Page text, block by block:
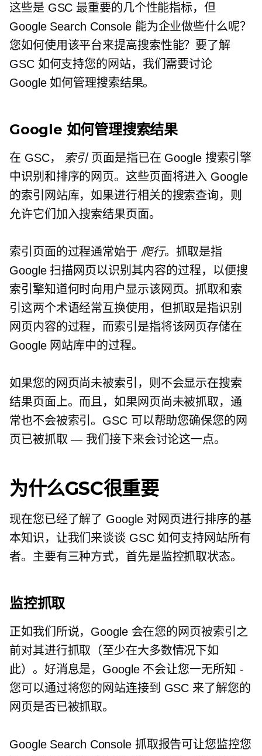
这些是 GSC 最重要的几个性能指标，但
Google Search Console 能为企业做些什么呢？
您如何使用该平台来提高搜索性能？要了解
GSC 如何支持您的网站，我们需要讨论
Google 如何管理搜索结果。
Google 如何管理搜索结果
在 GSC， 索引页面是指已在 Google 搜索引擎
中识别和排序的网页。这些页面将进入 Google
的索引网站库，如果进行相关的搜索查询，则
允许它们加入搜索结果页面。
索引页面的过程通常始于 爬行。抓取是指
Google 扫描网页以识别其内容的过程，以便搜
索引擎知道何时向用户显示该网页。抓取和索
引这两个术语经常互换使用，但抓取是指识别
网页内容的过程，而索引是指将该网页存储在
Google 网站库中的过程。
如果您的网页尚未被索引，则不会显示在搜索
结果页面上。而且，如果网页尚未被抓取，通
常也不会被索引。GSC 可以帮助您确保您的网
页已被抓取 — 我们接下来会讨论这一点。
为什么GSC很重要
现在您已经了解了 Google 对网页进行排序的基
本知识，让我们来谈谈 GSC 如何支持网站所有
者。主要有三种方式，首先是监控抓取状态。
监控抓取
正如我们所说，Google 会在您的网页被索引之
前对其进行抓取（至少在大多数情况下如
此）。好消息是，Google 不会让您一无所知 -
您可以通过将您的网站连接到 GSC 来了解您的
网页是否已被抓取。
Google Search Console 抓取报告可让您监控您